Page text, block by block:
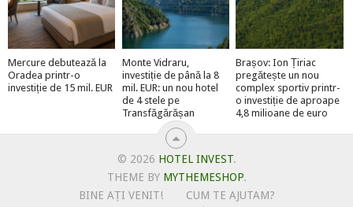
Mercure debutează la
Oradea printr-o
investiție de 15 mil. EUR
Monte Vidraru,
investiție de până la 8
mil. EUR: un nou hotel
de 4 stele pe
Transfăgărășan
Brașov: Ion Țiriac
pregătește un nou
complex sportiv printr-
o investiție de aproape
4,8 milioane de euro
© 2026 HOTEL INVEST.
THEME BY MYTHEMESHOP.
BINE AȚI VENIT!
CUM TE AJUTAM?